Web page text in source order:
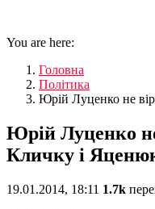
You are here:
Головна
Політика
Юрій Луценко не
Юрій Луценко
Кличку і
19.01.2014, 18:11 1.7k